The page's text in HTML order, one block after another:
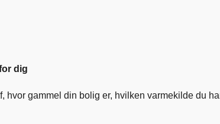
dig
gammel din bolig er, hvilken varmekilde du